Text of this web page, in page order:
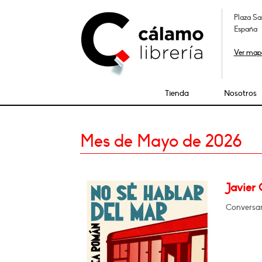
Plaza
España
Ver
Tienda Nosotros
Mes de Mayo de 2026
Javier